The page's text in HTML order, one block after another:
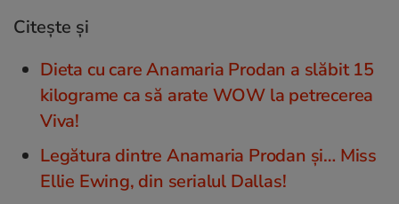
Citește și
Dieta cu care Anamaria Prodan a slăbit 15
kilograme ca să arate WOW la petrecerea
Viva!
Legătura dintre Anamaria Prodan și… Miss
Ellie Ewing, din serialul Dallas!